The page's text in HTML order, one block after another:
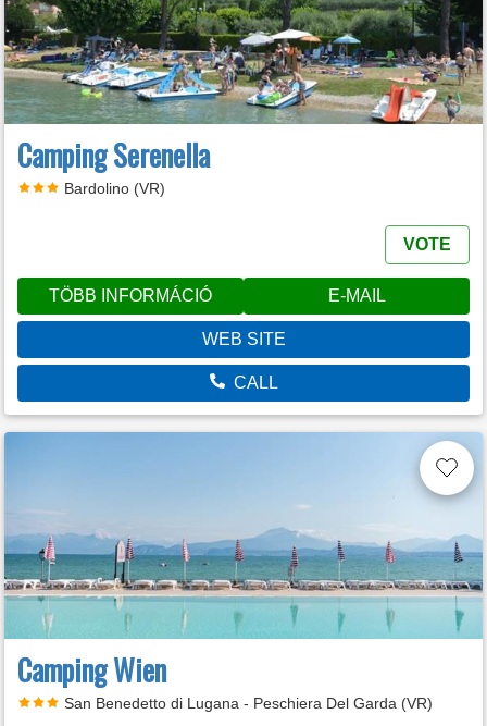
Camping Serenella
Bardolino (VR)
VOTE
TÖBB INFORMÁCIÓ E-MAIL
WEB SITE
CALL
Camping Wien
San Benedetto di Lugana - Peschiera Del Garda (VR)